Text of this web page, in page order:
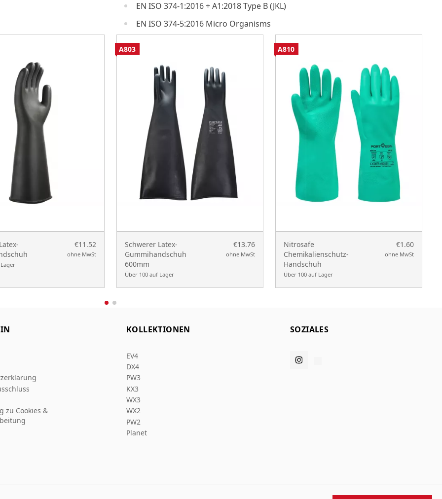
EN ISO 374-1:2016 + A1:2018 Type B (JKL)
EN ISO 374-5:2016 Micro Organisms
€11.52
ohne MwSt
Schwerer Latex-
Gummihandschuh
600mm
Über 100 auf Lager
€13.76
ohne MwSt
A803
Nitrosafe
Chemikalienschutz-
Handschuh
Über 100 auf Lager
€1.60
ohne MwSt
A810
zu Cookies &
KOLLEKTIONEN
EV4
DX4
PW3
KX3
WX3
WX2
PW2
Planet
SOZIALES